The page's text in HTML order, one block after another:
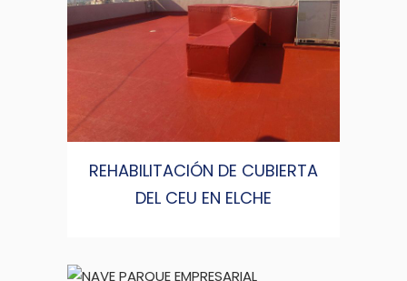
REHABILITACIÓN DE CUBIERTA
DEL CEU EN ELCHE